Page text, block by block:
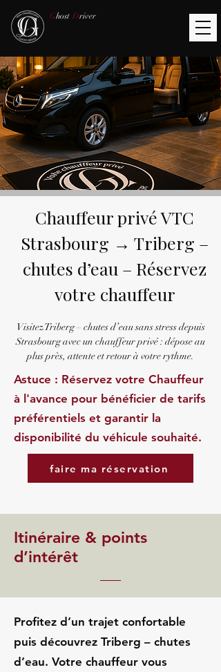
Ghost Driver
Chauffeur privé VTC
Strasbourg → Triberg –
chutes d’eau – Réservez
votre chauffeur
Visitez Triberg – chutes d’eau sans stress depuis
Strasbourg avec un chauffeur privé : dépose au
plus près, attente et retour à votre rythme.
Astuce : Réservez votre Chauffeur
à l'avance pour bénéficier de tarifs
préférentiels et garantir la
disponibilité du véhicule souhaité.
faire ma réservation
Itinéraire & points
d’intérêt
Profitez d’un trajet confortable
puis découvrez Triberg – chutes
d’eau. Votre chauffeur vous